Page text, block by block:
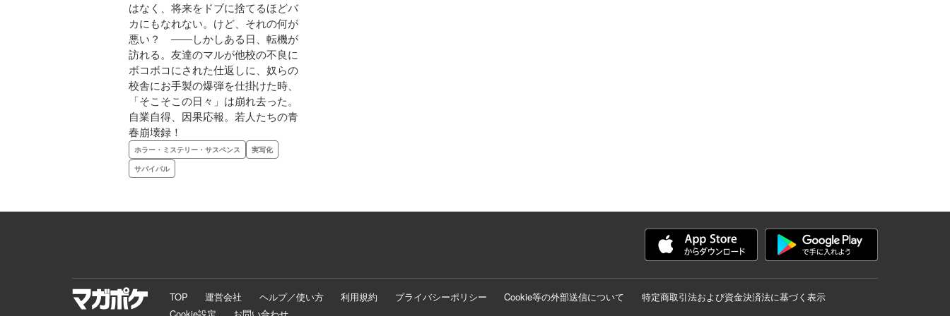
はなく、将来をドブに捨てるほどバ
カにもなれない。けど、それの何が
悪い？ ――しかしある日、転機が
訪れる。友達のマルが他校の不良に
ボコボコにされた仕返しに、奴らの
校舎にお手製の爆弾を仕掛けた時、
「そこそこの日々」は崩れ去った。
自業自得、因果応報。若人たちの青
春崩壊録！
ホラー・ミステリー・サスペンス
実写化
サバイバル
TOP 運営会社 ヘルプ／使い方 利用規約 プライバシーポリシー Cookie等の外部送信について
特定商取引法および資金決済法に基づく表示